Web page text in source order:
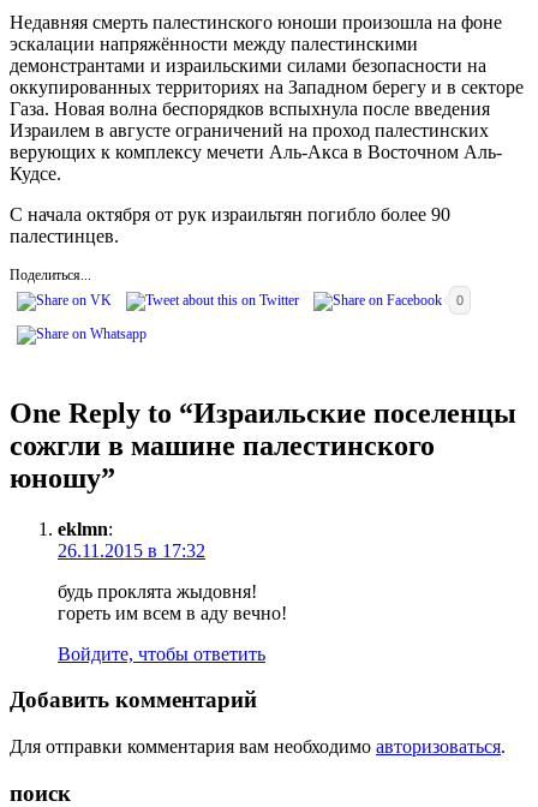
Недавняя смерть палестинского юноши произошла на фоне
эскалации напряжённости между палестинскими
демонстрантами и израильскими силами безопасности на
оккупированных территориях на Западном берегу и в секторе
Газа. Новая волна беспорядков вспыхнула после введения
Израилем в августе ограничений на проход палестинских
верующих к комплексу мечети Аль-Акса в Восточном Аль-
Кудсе.
С начала октября от рук израильтян погибло более 90
палестинцев.
Поделиться...
0
One Reply to “Израильские поселенцы
сожгли в машине палестинского
юношу”
eklmn:
26.11.2015 в 17:32
будь проклята жыдовня!
гореть им всем в аду вечно!
Войдите, чтобы ответить
Добавить комментарий
Для отправки комментария вам необходимо авторизоваться.
поиск